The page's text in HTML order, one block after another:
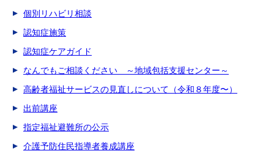
個別リハビリ相談
認知症施策
認知症ケアガイド
なんでもご相談ください ～地域包括支援センター～
高齢者福祉サービスの見直しについて（令和８年度〜）
出前講座
指定福祉避難所の公示
介護予防住民指導者養成講座